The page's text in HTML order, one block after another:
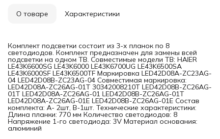
О товаре Характеристики
Комплект подсветки состоит из 3-х планок по 8
светодиодов. Комплект предназначен для замены всей
подсветки на одном ТВ. Совместимые модели ТВ: HAIER
LE43K6600SG LE43K6000 LE43K6700UG LE43K6500SA
LE43K6000SF LE43K6500TF Маркировка LED42D08A-ZC23AG-
04 LED42D08B-ZC23AG-04 Совместимая маркировка:
LED42D08A-ZC26AG-01T 30342008210T LED42D08B-ZC26AG-
01T LED42D08A-ZC26AG-01 LED42D08B-ZC26AG-01T
LED42D08A-ZC26AG-01E LED42D08B-ZC26AG-01E Состав
комплекта: A- 2шт, B-1шт. Технические характеристики:
Длина планки: 770 мм Количество светодиодов: 8
Напряжение 1-го светодиода: 3V Материал основания:
алюминий